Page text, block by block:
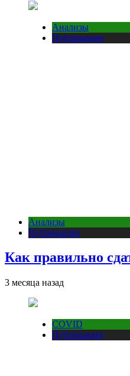
Анализы
Публикации
Анализы
Публикации
Как правильно
3 месяца назад
COVID
Публикации